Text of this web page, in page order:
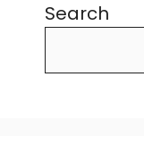
Search